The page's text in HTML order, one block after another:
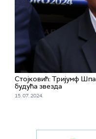
Стојковић: Тријумф
будућа звезда
15. 07. 2024.